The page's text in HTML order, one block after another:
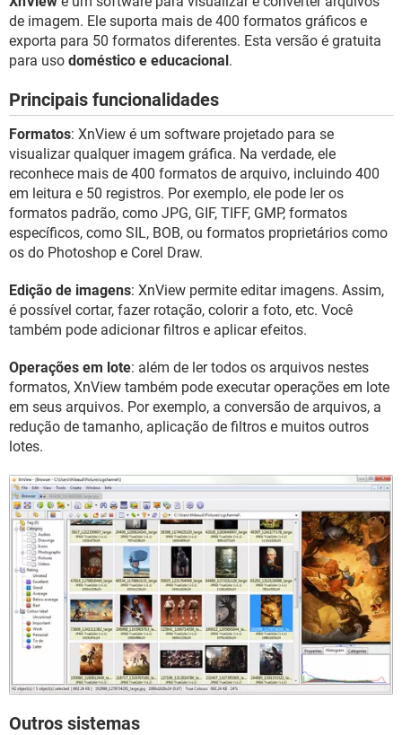
GUIA DE COMPRAS
de imagem. Ele suporta mais de 400 formatos gráficos e
exporta para 50 formatos diferentes. Esta versão é gratuita
para uso doméstico e educacional.
Principais funcionalidades
Formatos: XnView é um software projetado para se
visualizar qualquer imagem gráfica. Na verdade, ele
reconhece mais de 400 formatos de arquivo, incluindo 400
em leitura e 50 registros. Por exemplo, ele pode ler os
formatos padrão, como JPG, GIF, TIFF, GMP, formatos
específicos, como SIL, BOB, ou formatos proprietários como
os do Photoshop e Corel Draw.
Edição de imagens: XnView permite editar imagens. Assim,
é possível cortar, fazer rotação, colorir a foto, etc. Você
também pode adicionar filtros e aplicar efeitos.
Operações em lote: além de ler todos os arquivos nestes
formatos, XnView também pode executar operações em lote
em seus arquivos. Por exemplo, a conversão de arquivos, a
redução de tamanho, aplicação de filtros e muitos outros
lotes.
Outros sistemas